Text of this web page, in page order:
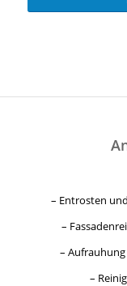
– Entrosten
–
–
–